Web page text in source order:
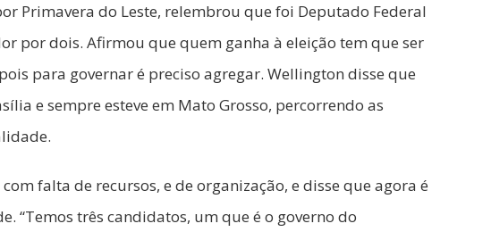
Primavera do Leste, relembrou que foi Deputado Federal
por dois. Afirmou que quem ganha à eleição tem que ser
para governar é preciso agregar. Wellington disse que
e sempre esteve em Mato Grosso, percorrendo as
falta de recursos, e de organização, e disse que agora é
“Temos três candidatos, um que é o governo do